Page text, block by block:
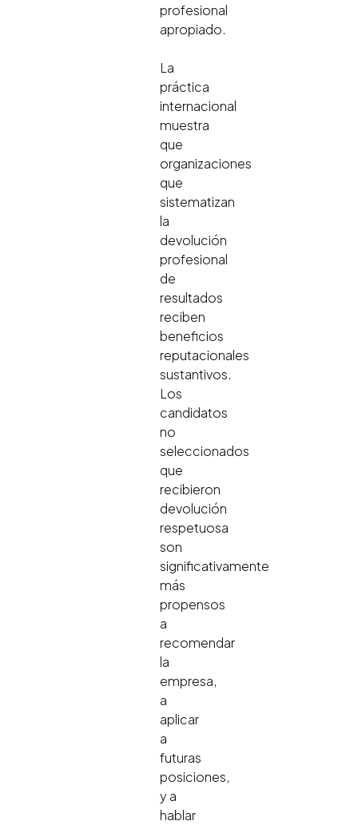
profesional
apropiado.
La
práctica
internacional
muestra
que
organizaciones
que
sistematizan
la
devolución
profesional
de
resultados
reciben
beneficios
reputacionales
sustantivos.
Los
candidatos
no
seleccionados
que
recibieron
devolución
respetuosa
son
significativamente
más
propensos
a
recomendar
la
empresa,
a
aplicar
a
futuras
posiciones,
y a
hablar